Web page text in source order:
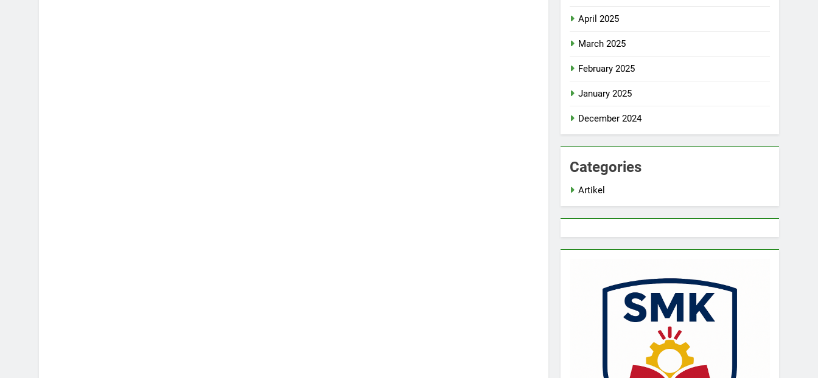
April 2025
March 2025
February 2025
January 2025
December 2024
Categories
Artikel